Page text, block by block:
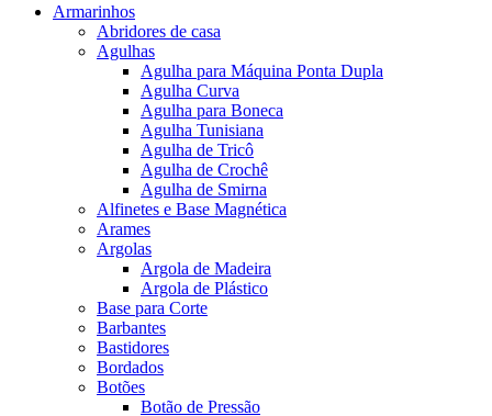
Armarinhos
Abridores de casa
Agulhas
Agulha para Máquina Ponta Dupla
Agulha Curva
Agulha para Boneca
Agulha Tunisiana
Agulha de Tricô
Agulha de Crochê
Agulha de Smirna
Alfinetes e Base Magnética
Arames
Argolas
Argola de Madeira
Argola de Plástico
Base para Corte
Barbantes
Bastidores
Bordados
Botões
Botão de Pressão